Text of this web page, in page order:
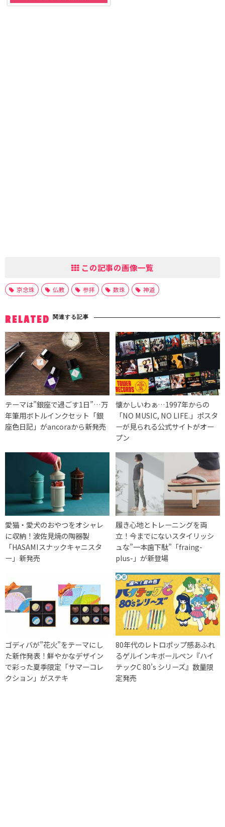
この記事の画像一覧
京念珠 仏教 参拝 数珠 神道
RELATED 関連する記事
テーマは”銀座で過ごす1日”…万
年筆用ボトルインクセット「銀
座色日記」がancoraから新発売
懐かしいわぁ…1997年からの
「NO MUSIC, NO LIFE.」ポスタ
ーが見られる公式サイトがオー
プン
愛猫・愛犬のおやつをオシャレ
に収納！波佐見焼の陶器製
「HASAMIスナックキャニスタ
ー」新発売
履き心地とトレーニングを両
立！今までにないスタイリッシ
ュな”一本歯下駄”「fraing-
plus-」が新登場
ゴディバが”花火”をテーマにし
た新作発表！鮮やかなデザイン
で彩った夏季限定「サマーコレ
クション」がステキ
80年代のレトロポップ感あふれ
るゲルインキボールペン『ハイ
テックC 80’s シリーズ』数量限
定発売